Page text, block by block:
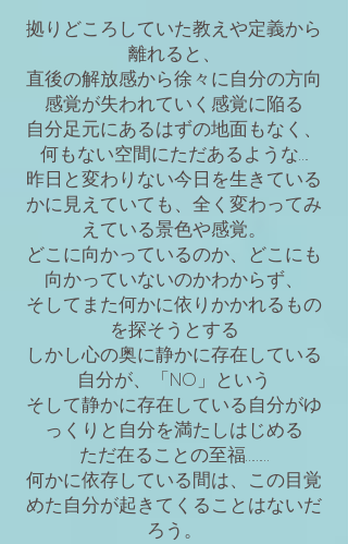
拠りどころしていた教えや定義から
離れると、
直後の解放感から徐々に自分の方向
感覚が失われていく感覚に陥る
自分足元にあるはずの地面もなく、
何もない空間にただあるような….
昨日と変わりない今日を生きている
かに見えていても、全く変わってみ
えている景色や感覚。
どこに向かっているのか、どこにも
向かっていないのかわからず、
そしてまた何かに依りかかれるもの
を探そうとする
しかし心の奥に静かに存在している
自分が、「NO」という
そして静かに存在している自分がゆ
っくりと自分を満たしはじめる
ただ在ることの至福………
何かに依存している間は、この目覚
めた自分が起きてくることはないだ
ろう。